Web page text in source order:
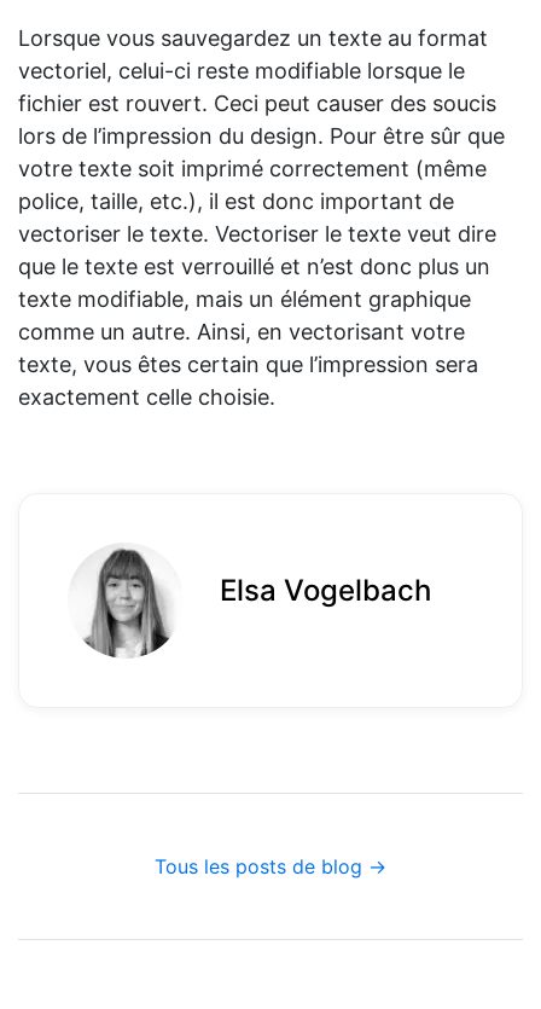
Lorsque vous sauvegardez un texte au format
vectoriel, celui-ci reste modifiable lorsque le
fichier est rouvert. Ceci peut causer des soucis
lors de l’impression du design. Pour être sûr que
votre texte soit imprimé correctement (même
police, taille, etc.), il est donc important de
vectoriser le texte. Vectoriser le texte veut dire
que le texte est verrouillé et n’est donc plus un
texte modifiable, mais un élément graphique
comme un autre. Ainsi, en vectorisant votre
texte, vous êtes certain que l’impression sera
exactement celle choisie.
Elsa Vogelbach
Tous les posts de blog →